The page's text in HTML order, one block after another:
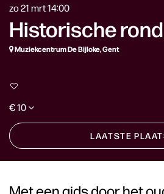
Historische
zo 21 mrt14:00
Muziekcentrum De Bijloke, Gent
€ 10
LAATSTE
Met een gids door het